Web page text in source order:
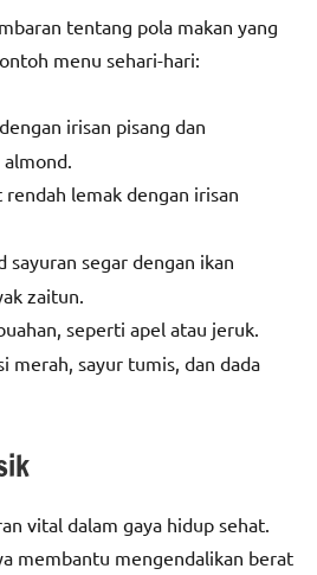
tentang pola makan yang
menu sehari-hari:
irisan pisang dan
almond.
rendah lemak dengan irisan
sayuran segar dengan ikan
zaitun.
seperti apel atau jeruk.
merah, sayur tumis, dan dada
vital dalam gaya hidup sehat.
membantu mengendalikan berat